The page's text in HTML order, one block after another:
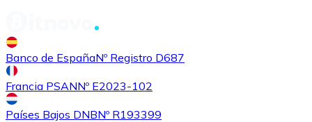
Banco de EspañaNº Registro D687
Francia PSANNº E2023-102
Países Bajos DNBNº R193399